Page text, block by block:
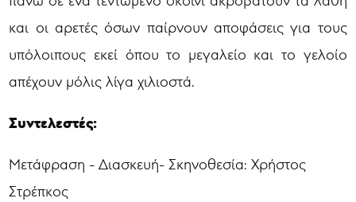
και οι αρετές όσων παίρνουν αποφάσεις για τους
υπόλοιπους εκεί όπου το μεγαλείο και το γελοίο
απέχουν μόλις λίγα χιλιοστά.
Συντελεστές:
Μετάφραση - Διασκευή- Σκηνοθεσία: Χρήστος
Στρέπκος